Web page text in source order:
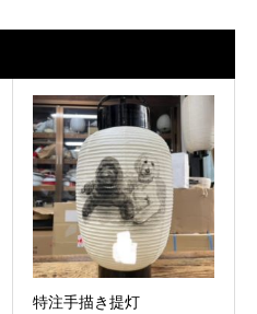
特注手描き提灯